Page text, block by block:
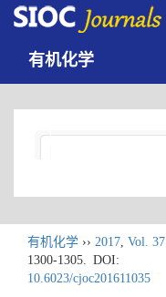
有机化学
有机化学 ›› 2017, Vol. 37
1300-1305. DOI:
10.6023/cjoc201611035